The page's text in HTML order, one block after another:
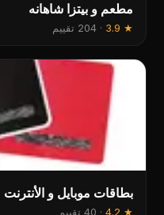
مطعم و بيتزا شاهانه
★
3.9
·204 تقييم
بطاقات موبايل و الأنترنت
★
4.2
· 40 تقييم